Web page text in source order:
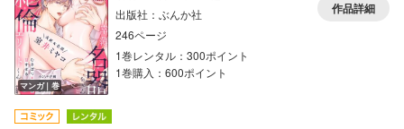
マンガ｜巻
出版社：ぶんか社
246ページ
1巻レンタル：300ポイント
1巻購入：600ポイント
作品詳細